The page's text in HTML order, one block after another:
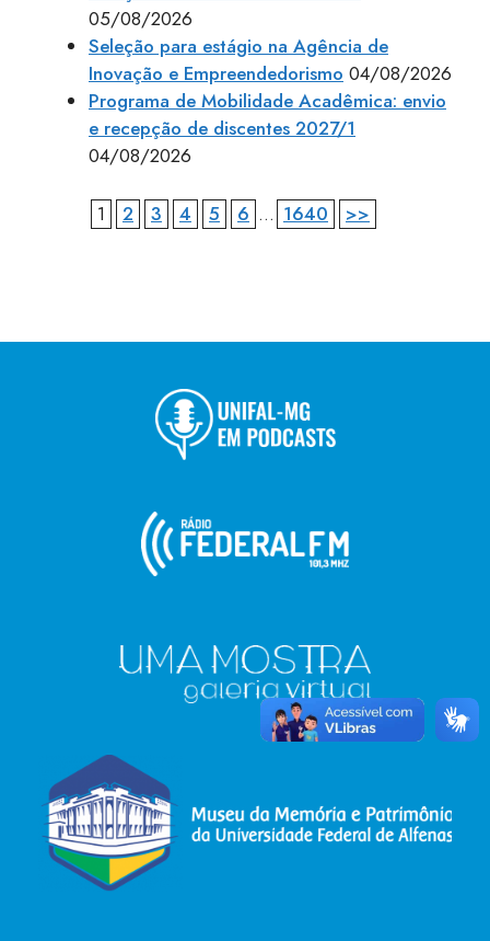
05/08/2026
Seleção para estágio na Agência de
Inovação e Empreendedorismo 04/08/2026
Programa de Mobilidade Acadêmica: envio
e recepção de discentes 2027/1
04/08/2026
1 2 3 4 5 6 ... 1640 >>